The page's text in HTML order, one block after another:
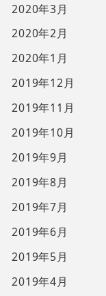
2020年3月
2020年2月
2020年1月
2019年12月
2019年11月
2019年10月
2019年9月
2019年8月
2019年7月
2019年6月
2019年5月
2019年4月